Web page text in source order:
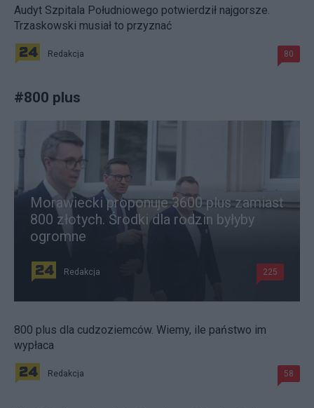
Audyt Szpitala Południowego potwierdził najgorsze.
Trzaskowski musiał to przyznać
Redakcja 80
#800 plus
Morawiecki proponuje 3600 plus zamiast
800 złotych. Środki dla rodzin byłyby
ogromne
Redakcja 225
800 plus dla cudzoziemców. Wiemy, ile państwo im
wypłaca
Redakcja 58